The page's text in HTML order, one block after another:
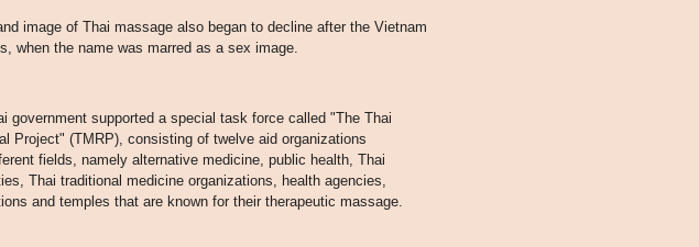
image of Thai massage also began to decline after the Vietnam
when the name was marred as a sex image.
government supported a special task force called "The Thai
Project" (TMRP), consisting of twelve aid organizations
fields, namely alternative medicine, public health, Thai
Thai traditional medicine organizations, health agencies,
and temples that are known for their therapeutic massage.